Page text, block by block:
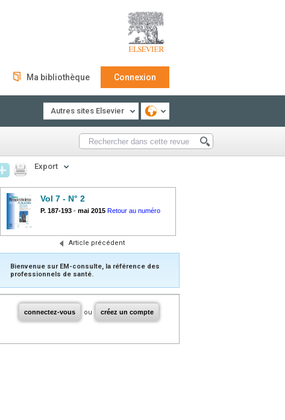
Ma bibliothèque Connexion
Autres sites Elsevier
Export
Vol 7 - N° 2
P. 187-193 - mai 2015 Retour au numéro
Article précédent
Bienvenue sur EM-consulte, la référence des
professionnels de santé.
connectez-vous ou créez un compte